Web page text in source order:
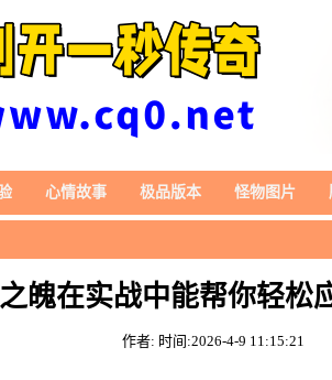
心情故事 极品版本 怪物图片
魄在实战中能帮你轻松
作者: 时间:2026-4-9 11:15:21